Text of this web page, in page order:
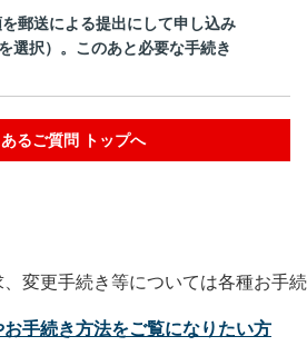
郵送による提出にして申し込み
選択）。このあと必要な手続き
るご質問 トップへ
手続き方法をご覧になりたい方